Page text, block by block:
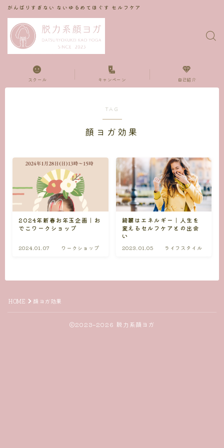
がんばりすぎない ないゆるめてほぐす セルフケア
スクール キャンペーン 自己紹介
TAG
顔ヨガ効果
2024年新春お年玉企画｜お
でこワークショップ
2024.01.07 ワークショップ
綺麗はエネルギー｜人生を
変えるセルフケアとの出会
い
2023.01.05 ライフスタイル
HOME 顔ヨガ効果
2023–2026 脱力系顔ヨガ